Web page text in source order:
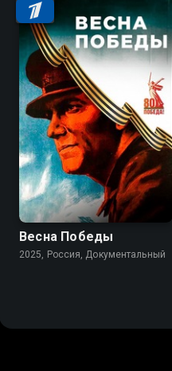
Весна Победы
2025, Россия, Документальный